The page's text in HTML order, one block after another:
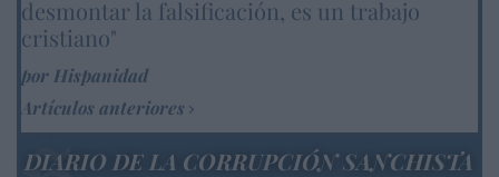
desmontar la falsificación, es un trabajo
cristiano"
por Hispanidad
Artículos anteriores
DIARIO DE LA CORRUPCIÓN SANCHISTA